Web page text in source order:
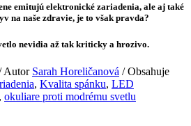
emitujú elektronické zariadenia, ale aj také
na naše zdravie, je to však pravda?
nevidia až tak kriticky a hrozivo.
Autor Sarah Horeličanová / Obsahuje
, Kvalita spánku, LED
, okuliare proti modrému svetlu